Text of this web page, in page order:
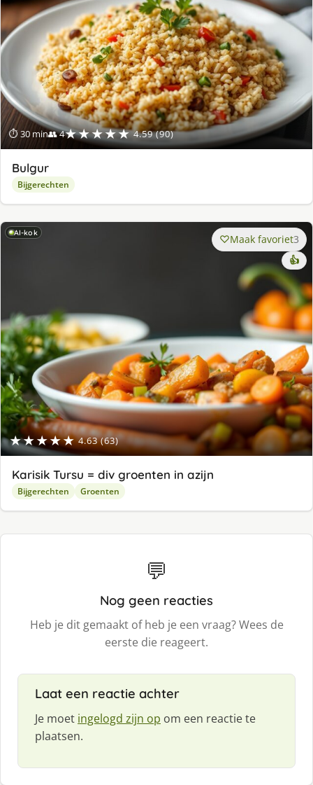
⏱ 30 min👥 4★★★★★ 4.59 (90)
Bulgur
Bijgerechten
AI-kok
★★★★★ 4.63 (63)
Maak favoriet3
👍
Karisik Tursu = div groenten in azijn
Bijgerechten Groenten
💬
Nog geen reacties
Heb je dit gemaakt of heb je een vraag? Wees de
eerste die reageert.
Laat een reactie achter
Je moet ingelogd zijn op om een reactie te
plaatsen.